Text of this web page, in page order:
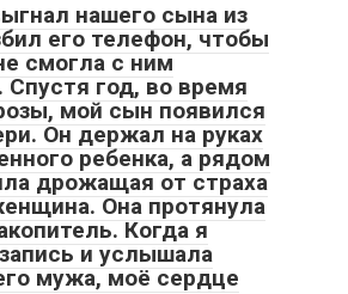
нашего сына из
его телефон, чтобы
смогла с ним
Спустя год, во время
мой сын появился
Он держал на руках
ребенка, а рядом
дрожащая от страха
Она протянула
Когда я
и услышала
мужа, моё сердце